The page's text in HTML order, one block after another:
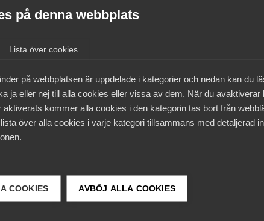
på denna webbplats
Lista över cookies
på webbplatsen är uppdelade i kategorier och nedan kan du
ja eller nej till alla cookies eller vissa av dem. När du avaktiverar
aktiverats kommer alla cookies i den kategorin tas bort från
över alla cookies i varje kategori tillsammans med detaljerad
COOKIES AVBÖJ ALLA COOKIES